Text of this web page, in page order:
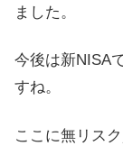
ました。
今後は新NISA
すね。
ここに無リス